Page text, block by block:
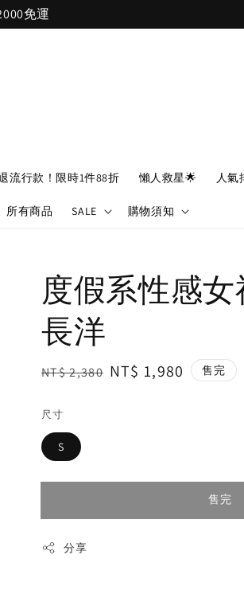
$100
流行款！限時1件88折 懶人救星🌟 人氣
所有商品 SALE 購物須知
度假系性感
長洋
Regular
NT$ 2,380 Sale
NT$ 1,980 售完
尺寸
S
售完
分享